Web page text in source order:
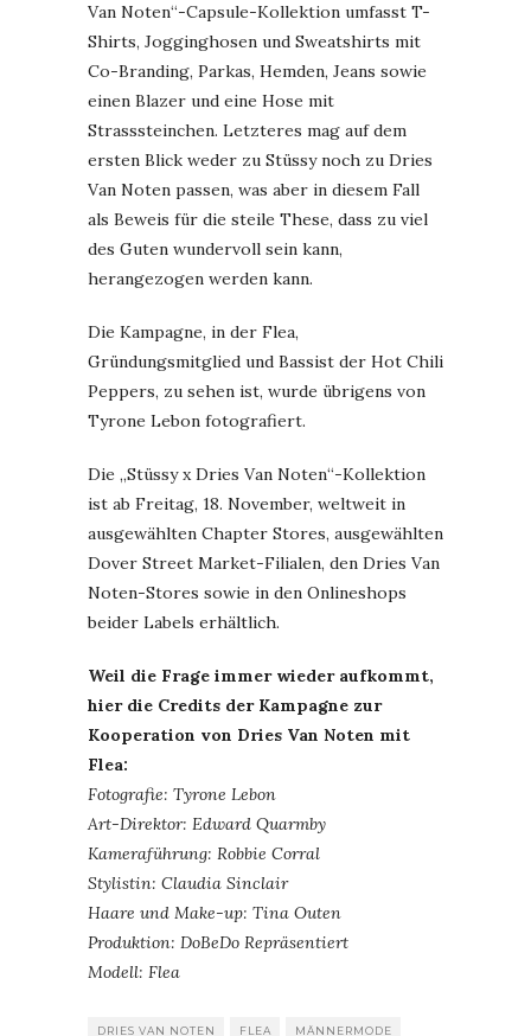
Van Noten“-Capsule-Kollektion umfasst T-
Shirts, Jogginghosen und Sweatshirts mit
Co-Branding, Parkas, Hemden, Jeans sowie
einen Blazer und eine Hose mit
Strasssteinchen. Letzteres mag auf dem
ersten Blick weder zu Stüssy noch zu Dries
Van Noten passen, was aber in diesem Fall
als Beweis für die steile These, dass zu viel
des Guten wundervoll sein kann,
herangezogen werden kann.
Die Kampagne, in der Flea,
Gründungsmitglied und Bassist der Hot Chili
Peppers, zu sehen ist, wurde übrigens von
Tyrone Lebon fotografiert.
Die „Stüssy x Dries Van Noten“-Kollektion
ist ab Freitag, 18. November, weltweit in
ausgewählten Chapter Stores, ausgewählten
Dover Street Market-Filialen, den Dries Van
Noten-Stores sowie in den Onlineshops
beider Labels erhältlich.
Weil die Frage immer wieder aufkommt,
hier die Credits der Kampagne zur
Kooperation von Dries Van Noten mit
Flea:
Fotografie: Tyrone Lebon
Art-Direktor: Edward Quarmby
Kameraführung: Robbie Corral
Stylistin: Claudia Sinclair
Haare und Make-up: Tina Outen
Produktion: DoBeDo Repräsentiert
Modell: Flea
DRIES VAN NOTEN FLEA MÄNNERMODE